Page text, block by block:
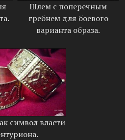
Шлем с поперечным
гребнем для боевого
варианта образа.
символ власти